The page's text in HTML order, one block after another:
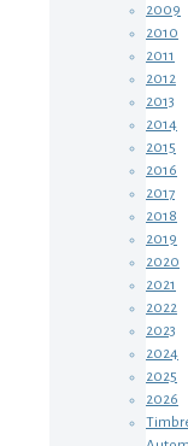
2009
2010
2011
2012
2013
2014
2015
2016
2017
2018
2019
2020
2021
2022
2023
2024
2025
2026